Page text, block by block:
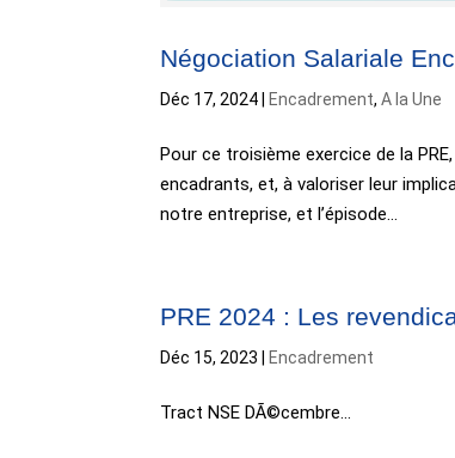
Négociation Salariale
Déc 17, 2024|Encadrement,A la Une
Pour ce troisième exercice de la
encadrants, et, à valoriser leur
notre entreprise, et l’épisode...
PRE 2024 : Les
Déc 15, 2023 |Encadrement
Tract NSE DÃ©cembre...